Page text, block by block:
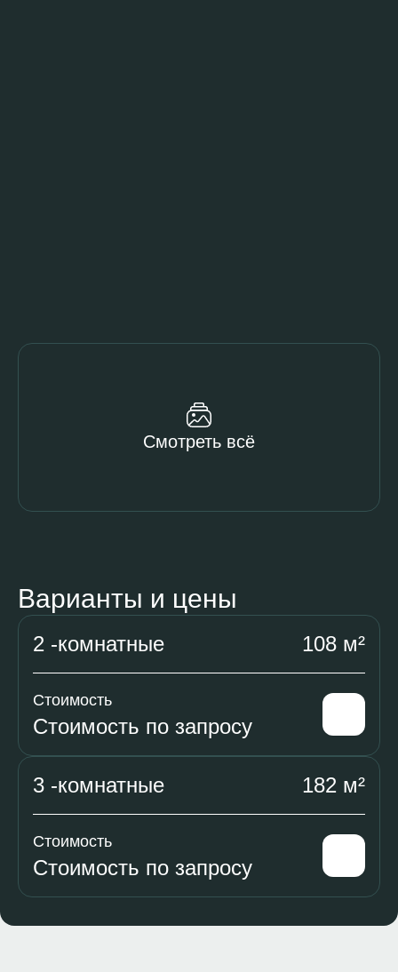
Смотреть всё
Варианты и цены
2 -комнатные 108 м²
Стоимость
Стоимость по запросу
3 -комнатные 182 м²
Стоимость
Стоимость по запросу